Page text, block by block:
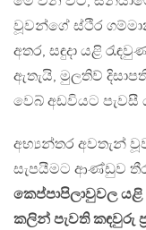
වූවන්ගේ ස්ථිර
අතර, සඳුදා යළි
ඇතැයි, මුලතිව්
වෙබ් අඩවියට පැවසී
අභ්‍යන්තර අවතැන්
සැපයීමට ආණ්ඩුව
කෙප්පාපිලාවුවල යළි
කලින් පැවති කඳවුරු